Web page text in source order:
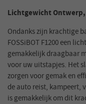
Lichtgewicht Ontwerp,
Ondanks zijn krachtige
FOSSiBOT F1200 een
gemakkelijk draagbaar
voor uw uitstapjes. Het
zorgen voor gemak en
de auto reist, kampeert,
is gemakkelijk om dit